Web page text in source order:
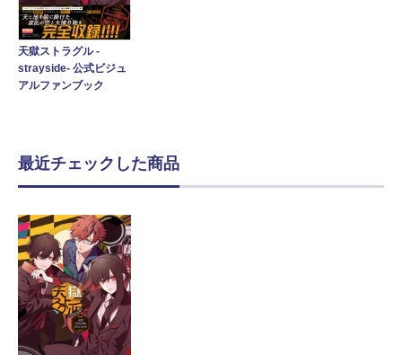
天獄ストラグル -
strayside- 公式ビジュ
アルファンブック
最近チェックした商品